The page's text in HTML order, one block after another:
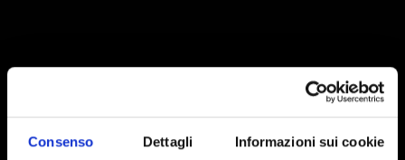
Consenso Dettagli Informazioni sui cookie
Scientific studies and articles